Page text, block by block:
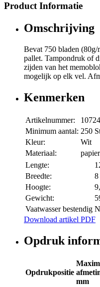
Product Informatie
Omschrijving
Bevat 750 bladen
pallet. Tampondruk of
zijden van het
mogelijk op elk vel.
Kenmerken
Artikelnummer:
Minimum aantal: 250
Kleur:
Wit
Materiaal:
papier
Lengte:
Breedte:
8
Hoogte:
Gewicht:
Vaatwasser bestendig
Download artikel PDF
Opdruk
Opdrukpositie
mm